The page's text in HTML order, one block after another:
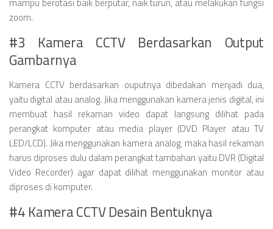
zoom.
#3 Kamera CCTV Berdasarkan Output
Gambarnya
Kamera CCTV berdasarkan ouputnya dibedakan menjadi dua,
yaitu digital atau analog. Jika menggunakan kamera jenis digital, ini
membuat hasil rekaman video dapat langsung dilihat pada
perangkat komputer atau media player (DVD Player atau TV
LED/LCD). Jika menggunakan kamera analog, maka hasil rekaman
harus diproses dulu dalam perangkat tambahan yaitu DVR (Digital
Video Recorder) agar dapat dilihat menggunakan monitor atau
diproses di komputer.
#4 Kamera CCTV Desain Bentuknya